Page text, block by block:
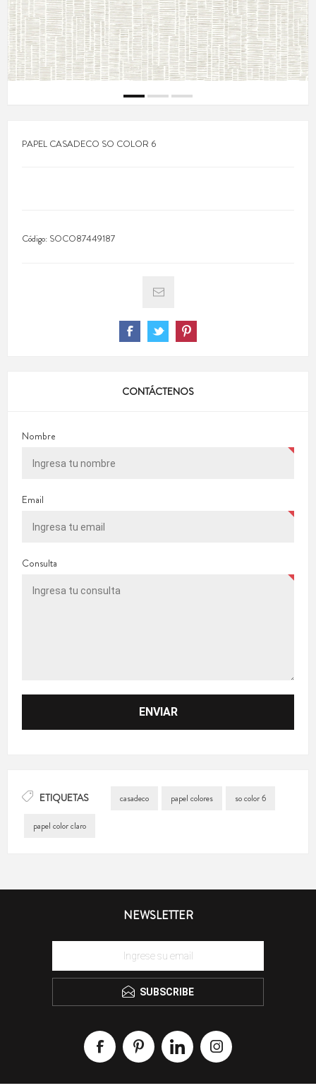
PAPEL CASADECO SO COLOR 6
Código: SOCO87449187
CONTÁCTENOS
Nombre
Email
Consulta
ETIQUETAS casadeco papel colores so color 6
papel color claro
NEWSLETTER
SUBSCRIBE